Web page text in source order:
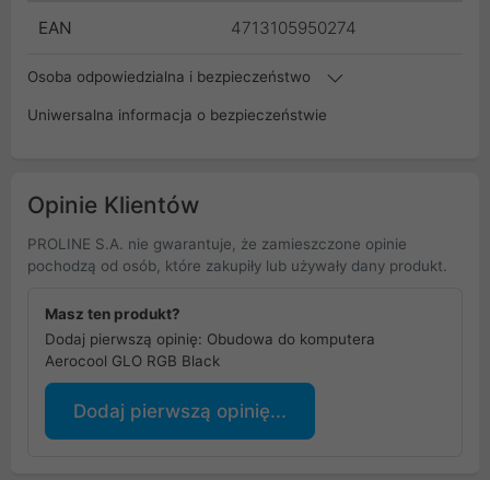
EAN 4713105950274
Osoba odpowiedzialna i bezpieczeństwo
Uniwersalna informacja o bezpieczeństwie
Opinie Klientów
PROLINE S.A. nie gwarantuje, że zamieszczone opinie
pochodzą od osób, które zakupiły lub używały dany produkt.
Masz ten produkt?
Dodaj pierwszą opinię: Obudowa do komputera
Aerocool GLO RGB Black
Dodaj pierwszą opinię...